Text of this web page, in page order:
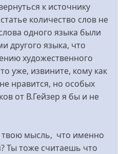
к источнику
количество слов не
одного языка были
другого языка, что
художественного
уже, извините, кому как
нравится, но особых
от В.Гейзер я бы и не
твою мысль, что именно
Ты тоже считаешь что